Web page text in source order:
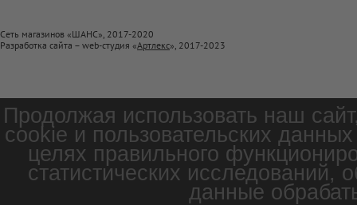
Сеть магазинов «ШАНС», 2017-2020
Разработка сайта – web-студия «Артлекс», 2017-2023
Продолжая использовать наш
cookie и пользовательских
целях правильного
статистических
данные